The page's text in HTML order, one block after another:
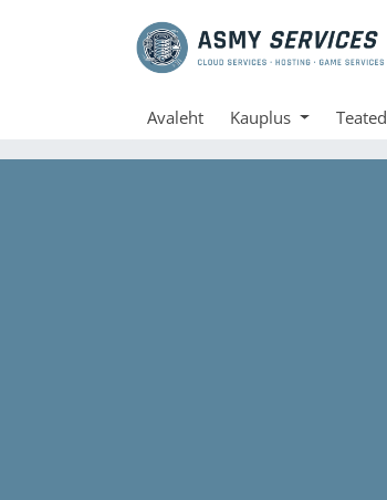
Avaleht Kauplus Teated